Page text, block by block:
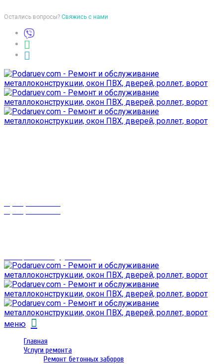
Остались вопросы? Свяжись с нами
меню
Главная
Услуги ремонта
Ремонт бетонных заборов